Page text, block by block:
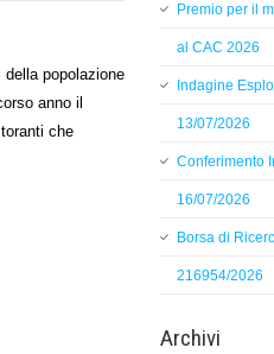
della popolazione
anno il
che
Premio per il
al CAC 2026
Indagine
13/07/2026
Conferimento
16/07/2026
Borsa di
216954/2026
Archivi